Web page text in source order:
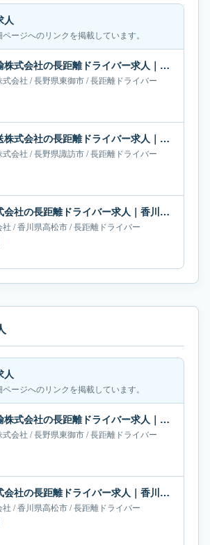
人
ージへのリンクを掲載しています。
アート梱包運輸株式会社の長距離ドライバー求人｜長野県東御市｜月給69万円
式会社 /長野県東御市/長距離ドライバー
東京ピアノ運送株式会社の長距離ドライバー求人｜長野県諏訪市｜月給24万円
会社 /長野県諏訪市/長距離ドライバー
下笠居運輸株式会社の長距離ドライバー求人｜香川県高松市｜月給50万-55万円
社 /香川県高松市/長距離ドライバー
人
ージへのリンクを掲載しています。
アート梱包運輸株式会社の長距離ドライバー求人｜長野県東御市｜月給69万円
式会社 /長野県東御市/長距離ドライバー
下笠居運輸株式会社の長距離ドライバー求人｜香川県高松市｜月給50万-55万円
社 /香川県高松市/長距離ドライバー